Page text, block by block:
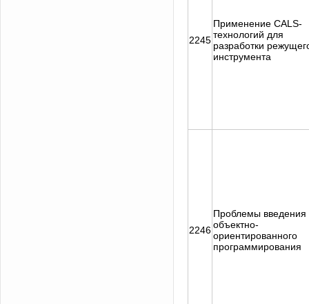
2245
Применение CALS-
технологий для
разработки
инструмента
2246
Проблемы введения
объектно-
ориентированного
программирования